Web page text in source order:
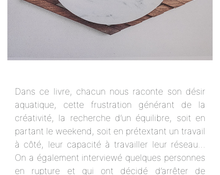
Dans ce livre, chacun nous raconte son désir
aquatique, cette frustration générant de la
créativité, la recherche d’un équilibre, soit en
partant le weekend, soit en prétextant un travail
à côté, leur capacité à travailler leur réseau…
On a également interviewé quelques personnes
en rupture et qui ont décidé d’arrêter de